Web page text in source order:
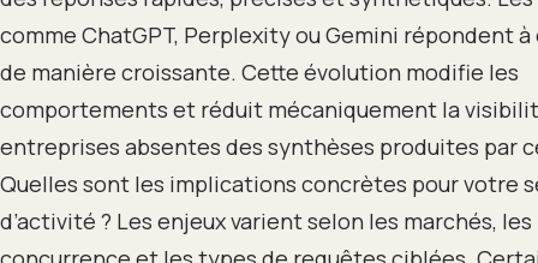
comme ChatGPT, Perplexity ou Gemini répondent
de manière croissante. Cette évolution modifie les
comportements et réduit mécaniquement la
entreprises absentes des synthèses produites par
Quelles sont les implications concrètes pour votre
d’activité ? Les enjeux varient selon les marchés,